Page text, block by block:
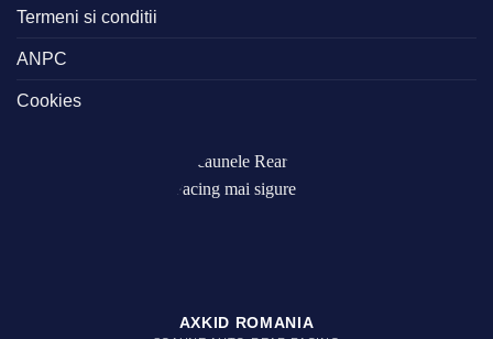
Termeni si conditii
ANPC
Cookies
AXKID ROMANIA